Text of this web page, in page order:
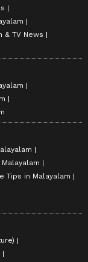
& TV News
Tips in Malayalam